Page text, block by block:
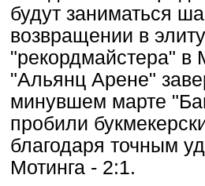
будут заниматься
возвращении в
"рекордмайстера"
"Альянц Арене"
минувшем марте
пробили
благодаря точным
Мотинга - 2:1.